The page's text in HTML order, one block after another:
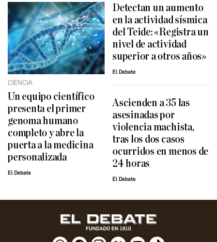
CIENCIA
Un equipo científico
presenta el primer
genoma humano
completo y abre la
puerta a la medicina
personalizada
El Debate
Detectan un aumento
en la actividad sísmica
del Teide: «Registra un
nivel de actividad
superior a otros años»
El Debate
Ascienden a 35 las
asesinadas por
violencia machista,
tras los dos casos
ocurridos en menos de
24 horas
El Debate